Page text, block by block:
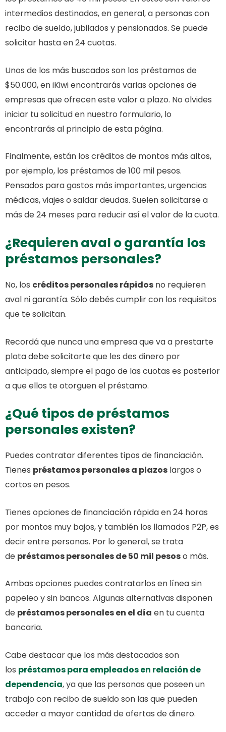
intermedios destinados, en general, a personas con
recibo de sueldo, jubilados y pensionados. Se puede
solicitar hasta en 24 cuotas.
Unos de los más buscados son los préstamos de
$50.000, en iKiwi encontrarás varias opciones de
empresas que ofrecen este valor a plazo. No olvides
iniciar tu solicitud en nuestro formulario, lo
encontrarás al principio de esta página.
Finalmente, están los créditos de montos más altos,
por ejemplo, los préstamos de 100 mil pesos.
Pensados para gastos más importantes, urgencias
médicas, viajes o saldar deudas. Suelen solicitarse a
más de 24 meses para reducir así el valor de la cuota.
¿Requieren aval o garantía los
préstamos personales?
No, los créditos personales rápidos no requieren
aval ni garantía. Sólo debés cumplir con los requisitos
que te solicitan.
Recordá que nunca una empresa que va a prestarte
plata debe solicitarte que les des dinero por
anticipado, siempre el pago de las cuotas es posterior
a que ellos te otorguen el préstamo.
¿Qué tipos de préstamos
personales existen?
Puedes contratar diferentes tipos de financiación.
Tienes préstamos personales a plazos largos o
cortos en pesos.
Tienes opciones de financiación rápida en 24 horas
por montos muy bajos, y también los llamados P2P, es
decir entre personas. Por lo general, se trata
de préstamos personales de 50 mil pesoso más.
Ambas opciones puedes contratarlos en línea sin
papeleo y sin bancos. Algunas alternativas disponen
de préstamos personales en el día en tu cuenta
bancaria.
Cabe destacar que los más destacados son
los préstamos para empleados en relación de
dependencia, ya que las personas que poseen un
trabajo con recibo de sueldo son las que pueden
acceder a mayor cantidad de ofertas de dinero.